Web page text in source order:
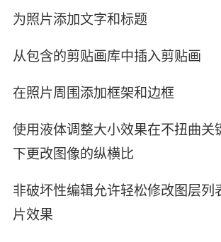
为照片添加文字和标题
从包含的剪贴画库中插入剪贴画
在照片周围添加框架和边框
使用液体调整大小效果在不扭曲关
下更改图像的纵横比
非破坏性编辑允许轻松修改图层列
片效果